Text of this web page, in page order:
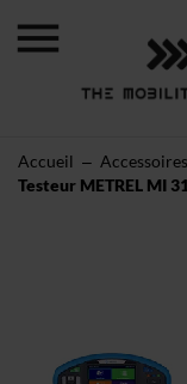
Accueil Accessoires
Testeur METREL MI